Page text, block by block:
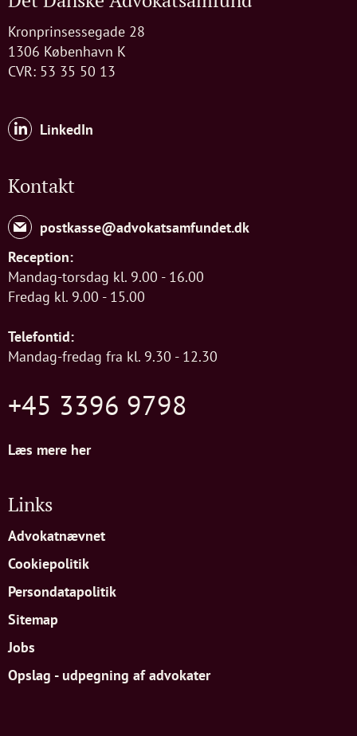
Kronprinsessegade 28
1306 København K
CVR: 53 35 50 13
LinkedIn
Kontakt
postkasse@advokatsamfundet.dk
Reception:
Mandag-torsdag kl. 9.00 - 16.00
Fredag kl. 9.00 - 15.00
Telefontid:
Mandag-fredag fra kl. 9.30 - 12.30
+45 3396 9798
Læs mere her
Links
Advokatnævnet
Cookiepolitik
Persondatapolitik
Sitemap
Jobs
Opslag - udpegning af advokater